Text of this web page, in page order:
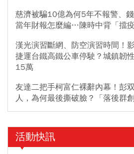
慈濟被騙10億為何5年不報警、
當年財報怎麼編…陳時中背「擋
漢光演習斷網、防空演習時間！
捷運台鐵高鐵公車停駛？城鎮韌
15萬
友達二把手柯富仁裸辭內幕！彭
人，為何最後撕破臉？「落後群
活動快訊